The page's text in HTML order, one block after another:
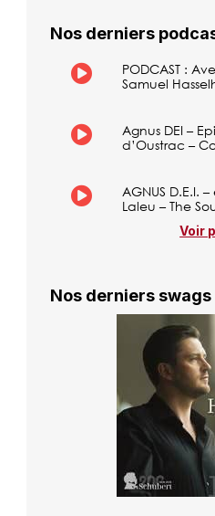
Nos derniers
PODCAST :
Samuel
Agnus DEI –
d’Oustrac –
AGNUS D.E.I.
Laleu – The
Voir
Nos derniers swags